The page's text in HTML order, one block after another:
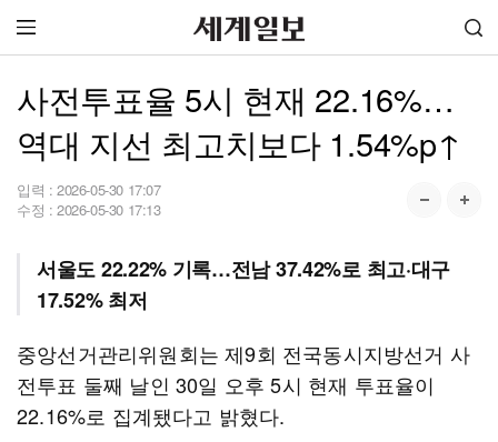
사전투표율 5시 현재 22.16%…
역대 지선 최고치보다 1.54%p↑
입력 : 2026-05-30 17:07
수정 : 2026-05-30 17:13
서울도 22.22% 기록…전남 37.42%로 최고·대구
17.52% 최저
중앙선거관리위원회는 제9회 전국동시지방선거 사
전투표 둘째 날인 30일 오후 5시 현재 투표율이
22.16%로 집계됐다고 밝혔다.